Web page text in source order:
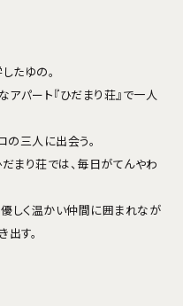
たゆの。
パート『ひだまり荘』で一人
三人に出会う。
まり荘では、毎日がてんやわ
しく温かい仲間に囲まれなが
す。